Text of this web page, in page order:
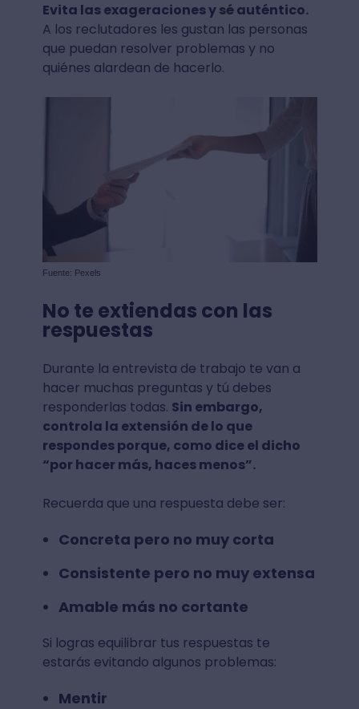
Evita las exageraciones y sé auténtico.
A los reclutadores les gustan las personas
que puedan resolver problemas y no
quiénes alardean de hacerlo.
Fuente: Pexels
No te extiendas con las
respuestas
Durante la entrevista de trabajo te van a
hacer muchas preguntas y tú debes
responderlas todas. Sin embargo,
controla la extensión de lo que
respondes porque, como dice el dicho
“por hacer más, haces menos”.
Recuerda que una respuesta debe ser:
Concreta pero no muy corta
Consistente pero no muy extensa
Amable más no cortante
Si logras equilibrar tus respuestas te
estarás evitando algunos problemas:
Mentir